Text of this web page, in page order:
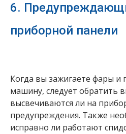
6.
приборной панели
Когда вы зажигаете фары и
машину, следует обратить
высвечиваются ли на
предупреждения. Также
исправно ли работают